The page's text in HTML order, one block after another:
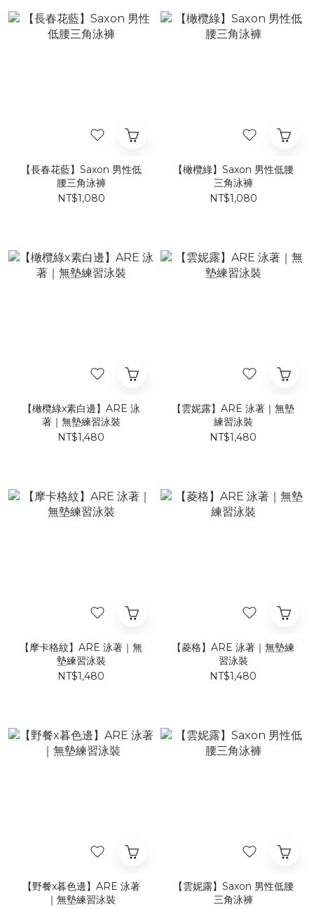
【長春花藍】Saxon 男性低
腰三角泳褲
NT$1,080
【橄欖綠】Saxon 男性低腰
三角泳褲
NT$1,080
【橄欖綠x素白邊】ARE 泳
著｜無墊練習泳裝
NT$1,480
【雲妮露】ARE 泳著｜無墊
練習泳裝
NT$1,480
【摩卡格紋】ARE 泳著｜無
墊練習泳裝
NT$1,480
【菱格】ARE 泳著｜無墊練
習泳裝
NT$1,480
【野餐x暮色邊】ARE 泳著
｜無墊練習泳裝
【雲妮露】Saxon 男性低腰
三角泳褲